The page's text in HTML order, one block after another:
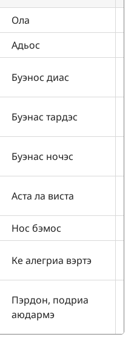
Ола
Адьос
Буэнос диас
Буэнас тардэс
Буэнас ночэс
Аста ла виста
Нос бэмос
Ке алегриа вэртэ
Пэрдон, подриа
аюдармэ